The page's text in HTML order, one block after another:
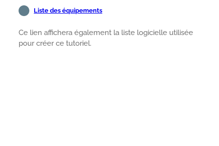
Liste des équipements
Ce lien affichera également la liste logicielle utilisée
pour créer ce tutoriel.